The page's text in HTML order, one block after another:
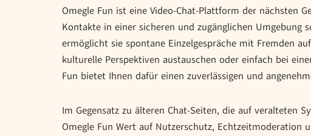
Omegle Fun ist eine Video-Chat-Plattform der nächsten
Kontakte in einer sicheren und zugänglichen Umgebung
ermöglicht sie spontane Einzelgespräche mit Fremden
kulturelle Perspektiven austauschen oder einfach bei
Fun bietet Ihnen dafür einen zuverlässigen und
Im Gegensatz zu älteren Chat-Seiten, die auf veralteten
Omegle Fun Wert auf Nutzerschutz, Echtzeitmoderation